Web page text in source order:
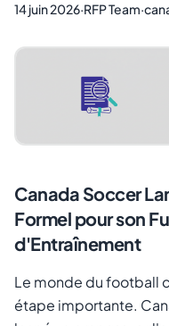
14 juin 2026·RFP Team·
Canada Soccer
Formel pour son
d'Entraînement
Le monde du football
étape importante.